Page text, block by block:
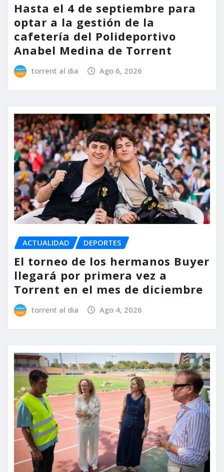
Hasta el 4 de septiembre para
optar a la gestión de la
cafetería del Polideportivo
Anabel Medina de Torrent
torrent al dia Ago 6, 2026
ACTUALIDAD DEPORTES
El torneo de los hermanos Buyer
llegará por primera vez a
Torrent en el mes de diciembre
torrent al dia Ago 4, 2026